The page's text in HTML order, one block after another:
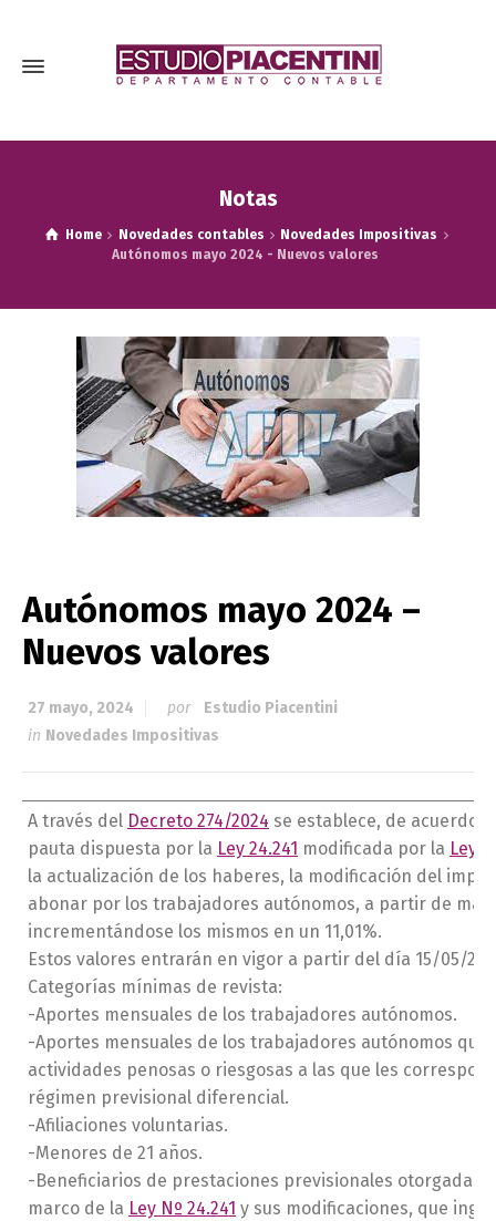
Notas
Home Novedades contables
Novedades Impositivas
Autónomos mayo 2024 - Nuevos valores
Autónomos mayo 2024 –
Nuevos valores
27 mayo, 2024 por
Estudio Piacentini
in Novedades Impositivas
A través del Decreto 274/2024 se establece, de acuerdo
pauta dispuesta por la Ley 24.241 modificada por la Ley
la actualización de los haberes, la modificación del
abonar por los trabajadores autónomos, a partir de
incrementándose los mismos en un 11,01%.
Estos valores entrarán en vigor a partir del día 15/05/
Categorías mínimas de revista:
-Aportes mensuales de los trabajadores autónomos.
-Aportes mensuales de los trabajadores autónomos que
actividades penosas o riesgosas a las que les
régimen previsional diferencial.
-Afiliaciones voluntarias.
-Menores de 21 años.
-Beneficiarios de prestaciones previsionales otorgadas
marco de la Ley Nº 24.241 y sus modificaciones, que